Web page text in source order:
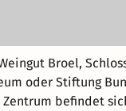
Broel,
oder Stiftung
Zentrum befindet